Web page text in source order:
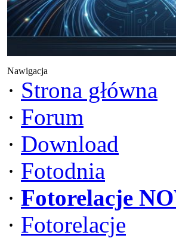
Nawigacja
· Strona główna
· Forum
· Download
· Fotodnia
· Fotorelacje
· Fotorelacje